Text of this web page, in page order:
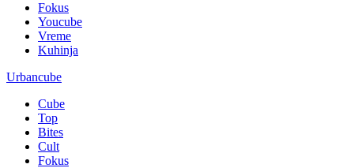
Fokus
Youcube
Vreme
Kuhinja
Urbancube
Cube
Top
Bites
Cult
Fokus